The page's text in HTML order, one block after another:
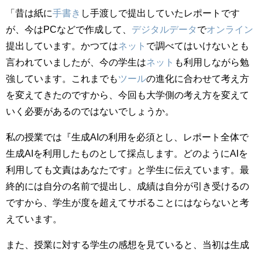
「昔は紙に手書き し手渡しで提出していたレポートです
が、今はPCなどで作成して、 デジタルデータ でオンライン
提出しています。かつてはネット で調べてはいけないとも
言われていましたが、今の学生はネット も利用しながら勉
強しています。これまでもツールの進化に合わせて考え方
を変えてきたのですから、今回も大学側の考え方を変えて
いく必要があるのではないでしょうか。
私の授業では『生成AIの利用を必須とし、レポート全体で
生成AIを利用したものとして採点します。どのようにAIを
利用しても文責はあなたです』と学生に伝えています。最
終的には自分の名前で提出し、成績は自分が引き受けるの
ですから、学生が度を超えてサボることにはならないと考
えています。
また、授業に対する学生の感想を見ていると、当初は生成